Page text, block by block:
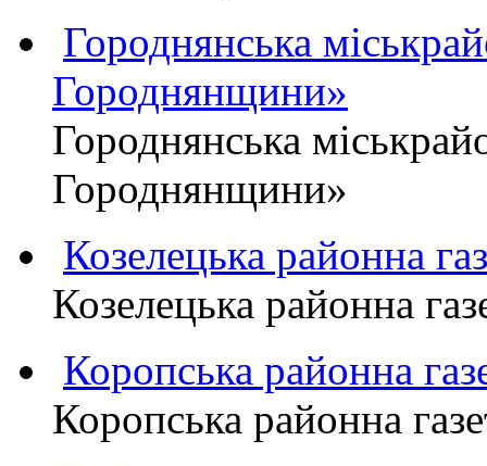
Городнянська
Городнянщини»
Городнянська
Городнянщини»
Козелецька районна
Козелецька районна
Коропська районна
Коропська районна